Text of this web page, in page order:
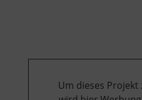
Um dieses Projekt